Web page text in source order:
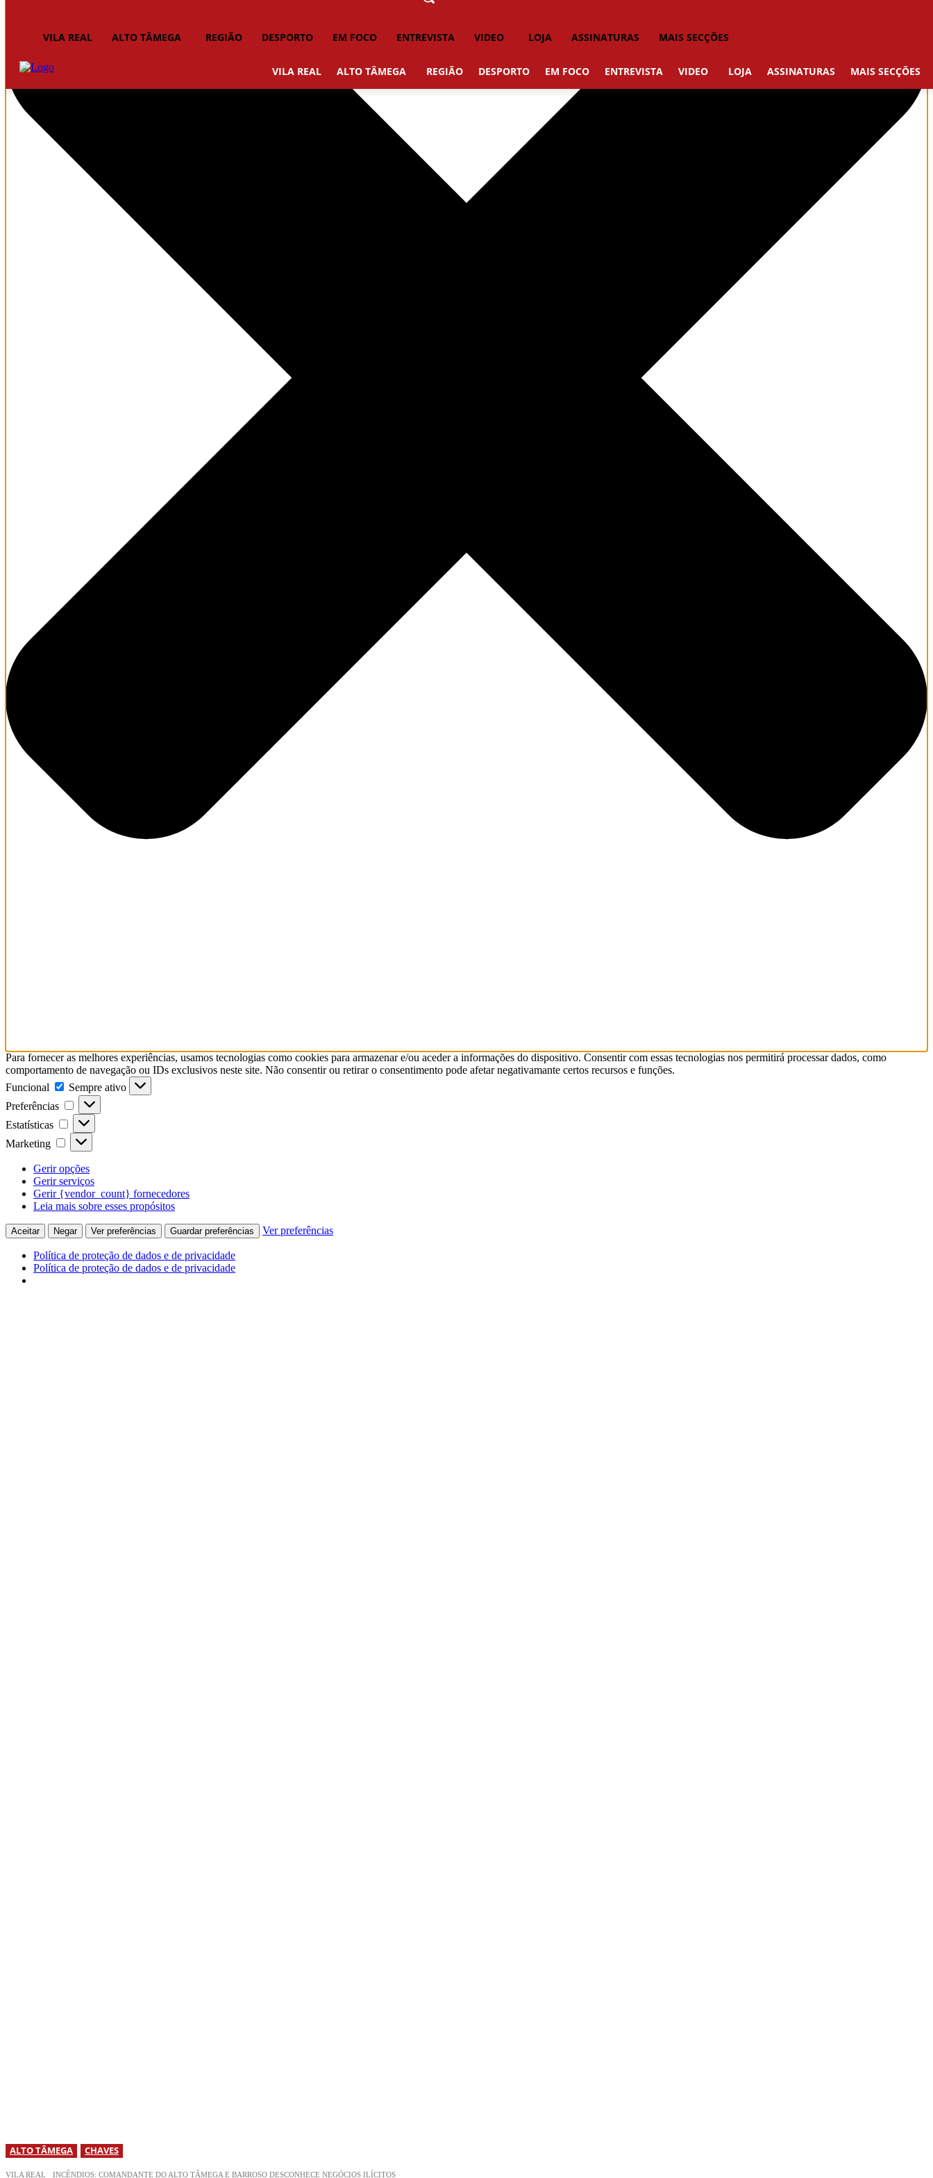
Para fornecer as melhores experiências, usamos tecnologias como cookies para armazenar e/ou aceder a informações do dispositivo. Consentir com essas tecnologias nos permitirá processar dados, como
comportamento de navegação ou IDs exclusivos neste site. Não consentir ou retirar o consentimento pode afetar negativamante certos recursos e funções.
Funcional
Funcional
Sempre ativo
Preferências
Preferências
Estatísticas Estatísticas
Marketing Marketing
Gerir opções
Gerir serviços
Gerir {vendor_count} fornecedores
Leia mais sobre esses propósitos
Aceitar Negar Ver preferências Guardar preferências Ver preferências
Política de proteção de dados e de privacidade
Política de proteção de dados e de privacidade
VILA REAL ALTO TÂMEGA REGIÃO DESPORTO EM FOCO ENTREVISTA VIDEO LOJA ASSINATURAS MAIS SECÇÕES
VILA REAL ALTO TÂMEGA REGIÃO DESPORTO EM FOCO ENTREVISTA VIDEO LOJA ASSINATURAS MAIS SECÇÕES
ALTO TÂMEGA CHAVES
VILA REAL INCÊNDIOS: COMANDANTE DO ALTO TÂMEGA E BARROSO DESCONHECE NEGÓCIOS ILÍCITOS